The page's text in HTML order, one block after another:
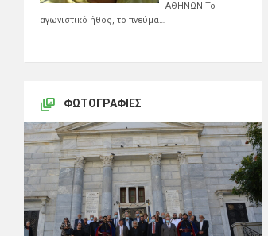
ΑΘΗΝΩΝ Το
αγωνιστικό ήθος, το πνεύμα…
ΦΩΤΟΓΡΑΦΊΕΣ